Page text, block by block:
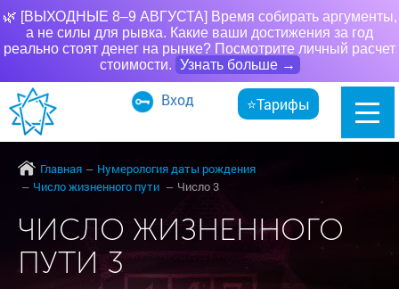
🌿 [ВЫХОДНЫЕ 8–9 АВГУСТА] Время собирать аргументы,
а не силы для рывка. Какие ваши достижения за год
реально стоят денег на рынке? Посмотрите личный расчет
стоимости. Узнать больше →
Вход ⭐Тарифы
Главная
Нумерология даты рождения
Число жизненного пути
Число 3
ЧИСЛО ЖИЗНЕННОГО
ПУТИ 3